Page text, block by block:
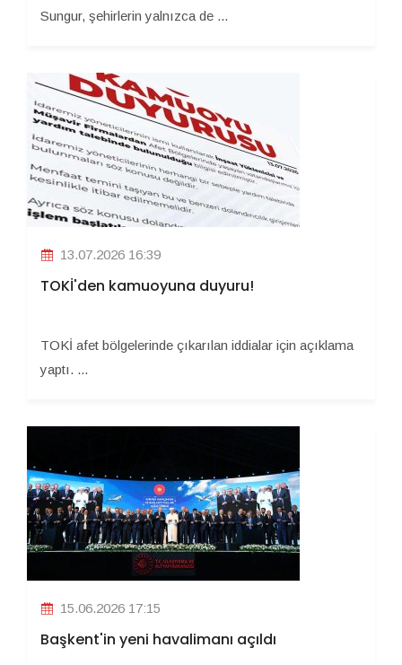
Sungur, şehirlerin yalnızca de ...
13.07.2026 16:39
TOKİ'den kamuoyuna duyuru!
TOKİ afet bölgelerinde çıkarılan iddialar için açıklama
yaptı. ...
15.06.2026 17:15
Başkent'in yeni havalimanı açıldı